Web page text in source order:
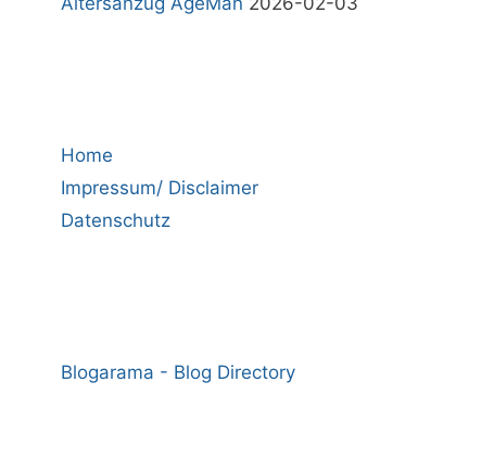
Home
Impressum/ Disclaimer
Datenschutz
Blogarama - Blog Directory